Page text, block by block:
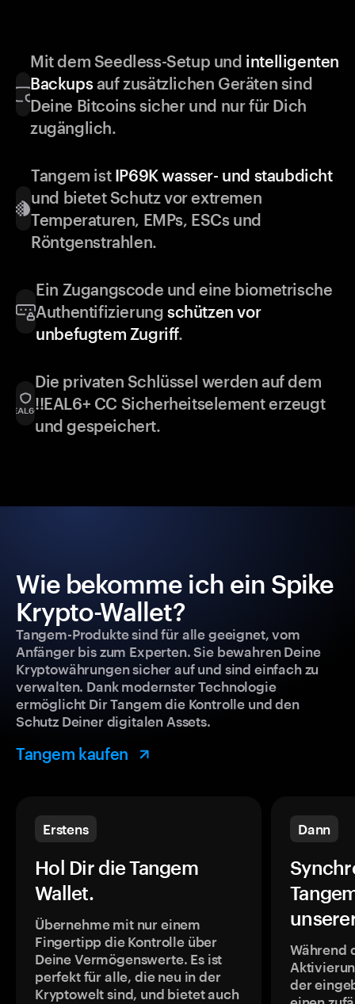
Mit dem Seedless-Setup und intelligenten
Backupsauf zusätzlichen Geräten sind
Deine Bitcoins sicher und nur für Dich
zugänglich.
Tangem ist IP69K wasser- und staubdicht
und bietet Schutz vor extremen
Temperaturen, EMPs, ESCs und
Röntgenstrahlen.
Ein Zugangscode und eine biometrische
Authentifizierung schützen vor
unbefugtem Zugriff.
Die privaten Schlüssel werden auf dem
!!EAL6+ CC Sicherheitselement erzeugt
und gespeichert.
Wie bekomme ich ein Spike
Krypto-Wallet?
Tangem-Produkte sind für alle geeignet, vom
Anfänger bis zum Experten. Sie bewahren Deine
Kryptowährungen sicher auf und sind einfach zu
verwalten. Dank modernster Technologie
ermöglicht Dir Tangem die Kontrolle und den
Schutz Deiner digitalen Assets.
Tangem kaufen
Erstens
Hol Dir die Tangem
Wallet.
Übernehme mit nur einem
Fingertipp die Kontrolle über
Deine Vermögenswerte. Es ist
perfekt für alle, die neu in der
Kryptowelt sind, und bietet auch
Dann
Während
der